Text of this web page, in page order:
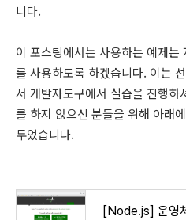
니다.
이 포스팅에서는 사용하는 예제
를 사용하도록 하겠습니다. 이는
서 개발자도구에서 실습을 진행하
를 하지 않으신 분들을 위해 아래
두었습니다.
[Node.js] 운영